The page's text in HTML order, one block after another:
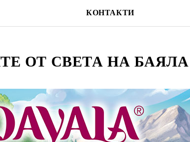
КОНТАКТИ
ОТ СВЕТА НА БАЯЛА